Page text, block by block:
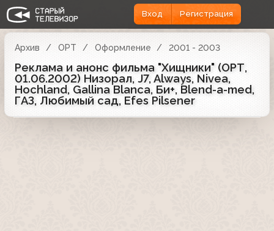
Вход Регистрация
Архив ОРТ Оформление 2001 - 2003
Реклама и анонс фильма "Хищники" (ОРТ,
01.06.2002) Низорал, J7, Always, Nivea,
Hochland, Gallina Blanca, Би+, Blend-a-med,
ГАЗ, Любимый сад, Efes Pilsener